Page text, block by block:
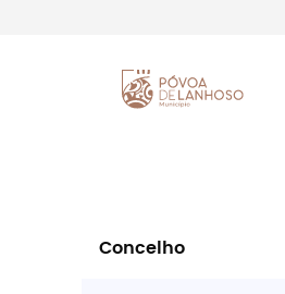
Concelho